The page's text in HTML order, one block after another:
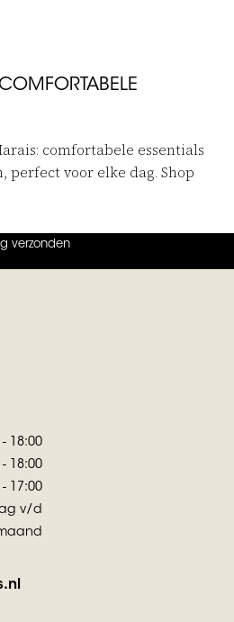
comfortabele essentials
perfect voor elke dag. Shop
verzonden
)
- 18:00
- 18:00
- 17:00
v/d